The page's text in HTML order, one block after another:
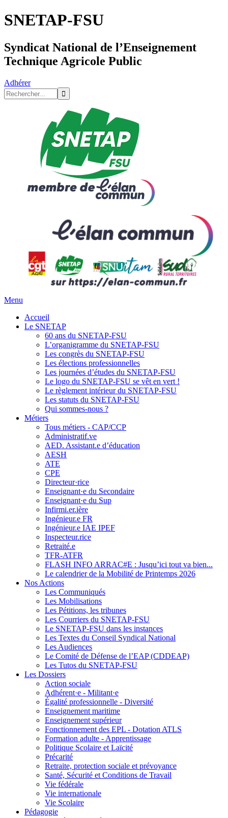
SNETAP-FSU
Syndicat National de l’Enseignement
Technique Agricole Public
Adhérer
Menu
Accueil
Le SNETAP
60 ans du SNETAP-FSU
L’organigramme du SNETAP-FSU
Les congrès du SNETAP-FSU
Les élections professionnelles
Les journées d’études du SNETAP-FSU
Le logo du SNETAP-FSU se vêt en vert !
Le règlement intérieur du SNETAP-FSU
Les statuts du SNETAP-FSU
Qui sommes-nous ?
Métiers
Tous métiers - CAP/CCP
Administratif.ve
AED. Assistant.e d’éducation
AESH
ATE
CPE
Directeur·rice
Enseignant·e du Secondaire
Enseignant·e du Sup
Infirmi.er.ière
Ingénieur.e FR
Ingénieur.e IAE IPEF
Inspecteur.rice
Retraité.e
TFR-ATFR
FLASH INFO ARRAC#E : Jusqu’ici tout va bien...
Le calendrier de la Mobilité de Printemps 2026
Nos Actions
Les Communiqués
Les Mobilisations
Les Pétitions, les tribunes
Les Courriers du SNETAP-FSU
Le SNETAP-FSU dans les instances
Les Textes du Conseil Syndical National
Les Audiences
Le Comité de Défense de l’EAP (CDDEAP)
Les Tutos du SNETAP-FSU
Les Dossiers
Action sociale
Adhérent·e - Militant·e
Égalité professionnelle - Diversité
Enseignement maritime
Enseignement supérieur
Fonctionnement des EPL - Dotation ATLS
Formation adulte - Apprentissage
Politique Scolaire et Laïcité
Précarité
Retraite, protection sociale et prévoyance
Santé, Sécurité et Conditions de Travail
Vie fédérale
Vie internationale
Vie Scolaire
Pédagogie